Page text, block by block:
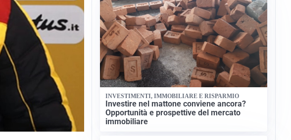
INVESTIMENTI, IMMOBILIARE E RISPARMIO
Investire nel mattone conviene ancora?
Opportunità e prospettive del mercato
immobiliare